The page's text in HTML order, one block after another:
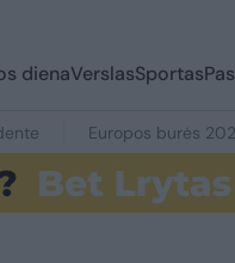
dienaVerslasSportas
Europos burės